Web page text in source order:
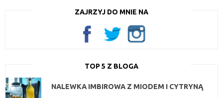
ZAJRZYJ DO MNIE NA
TOP 5 Z BLOGA
NALEWKA IMBIROWA Z MIODEM I CYTRYNĄ